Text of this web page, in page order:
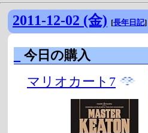
2011-12-02 (金) [長年日記]
今日の購入
マリオカート7